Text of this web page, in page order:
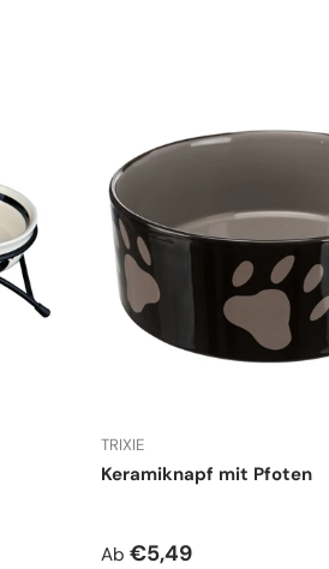
TRIXIE
Keramiknapf mit Pfoten
Normaler Preis
Ab €5,49